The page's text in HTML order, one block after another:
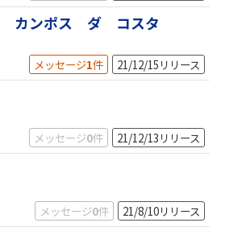
カンポス ダ コスタ
メッセージ1件 21/12/15 リリース
メッセージ0件 21/12/13 リリース
メッセージ0件 21/8/10リリース